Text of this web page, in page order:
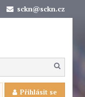
sckn@sckn.cz
Přihlásit se